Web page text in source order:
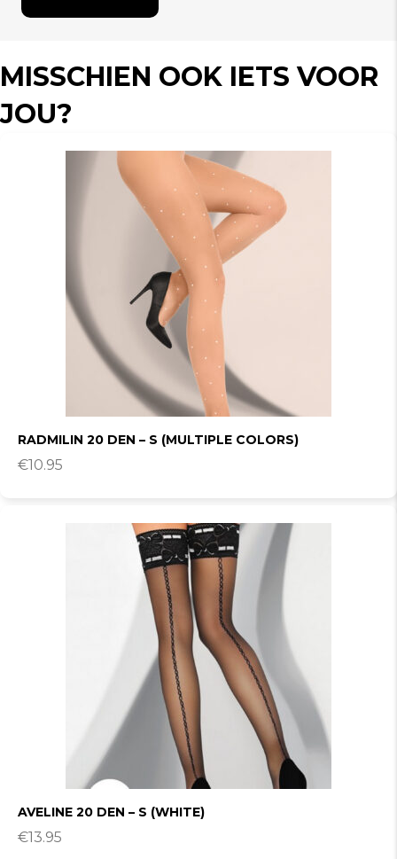
MISSCHIEN OOK IETS VOOR
JOU?
RADMILIN 20 DEN – S (MULTIPLE COLORS)
€10.95
AVELINE 20 DEN – S (WHITE)
€13.95